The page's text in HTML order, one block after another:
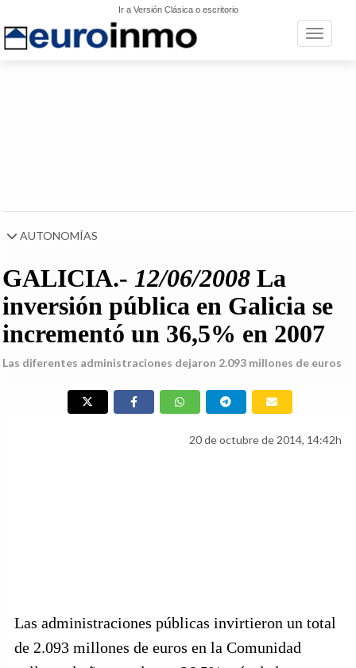
Ir a Versión Clásica o escritorio
Toggle
AUTONOMÍAS
GALICIA.- 12/06/2008 La
inversión pública en Galicia se
incrementó un 36,5% en 2007
Las diferentes administraciones dejaron 2.093 millones de euros
20 de octubre de 2014, 14:42h
Las administraciones públicas invirtieron un total
de 2.093 millones de euros en la Comunidad